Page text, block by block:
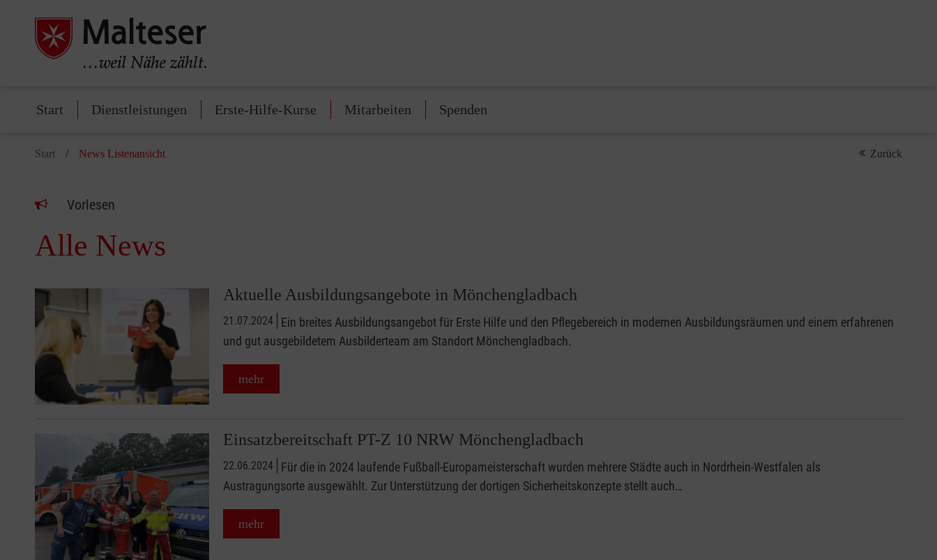
Start Dienstleistungen Erste-Hilfe-Kurse Mitarbeiten Spenden
Start News Listenansicht Zurück
Vorlesen
Alle News
Aktuelle Ausbildungsangebote in Mönchengladbach
21.07.2024
Ein breites Ausbildungsangebot für Erste Hilfe und den Pflegebereich in modernen Ausbildungsräumen und einem erfahrenen
und gut ausgebildetem Ausbilderteam am Standort Mönchengladbach.
mehr
Einsatzbereitschaft PT-Z 10 NRW Mönchengladbach
22.06.2024
Für die in 2024 laufende Fußball-Europameisterschaft wurden mehrere Städte auch in Nordrhein-Westfalen als
Austragungsorte ausgewählt. Zur Unterstützung der dortigen Sicherheitskonzepte stellt auch…
mehr